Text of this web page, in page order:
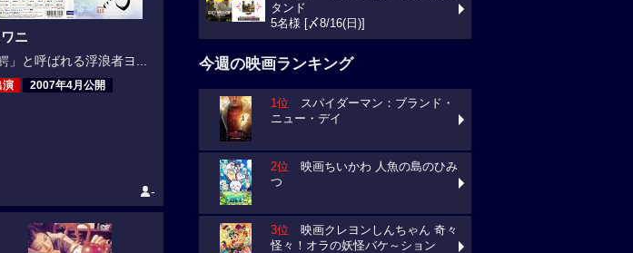
ニ
鰐」と呼ばれる浮浪者ヨ...
演 2007年4月公開
-
タンド
5名様 [〆8/16(日)]
今週の映画ランキング
1位 スパイダーマン：ブランド・
ニュー・デイ
2位 映画ちいかわ 人魚の島のひみ
つ
3位 映画クレヨンしんちゃん 奇々
怪々！オラの妖怪バケ～ション